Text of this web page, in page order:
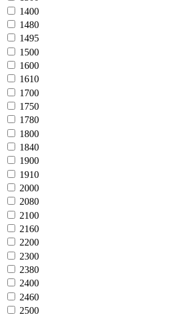
1400
1480
1495
1500
1600
1610
1700
1750
1780
1800
1840
1900
1910
2000
2080
2100
2160
2200
2300
2380
2400
2460
2500